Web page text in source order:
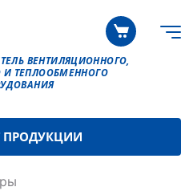
ВЕНТИЛЯЦИОННОГО,
ТЕПЛООБМЕННОГО
ПРОДУКЦИИ